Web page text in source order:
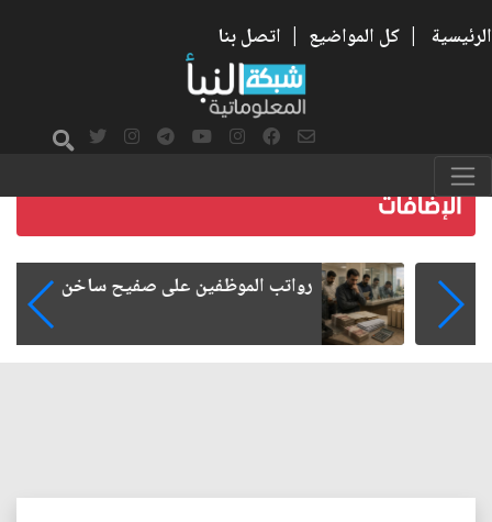
الرئيسية | كل المواضيع | اتصل بنا
رواتب الموظفين على صفيح ساخن